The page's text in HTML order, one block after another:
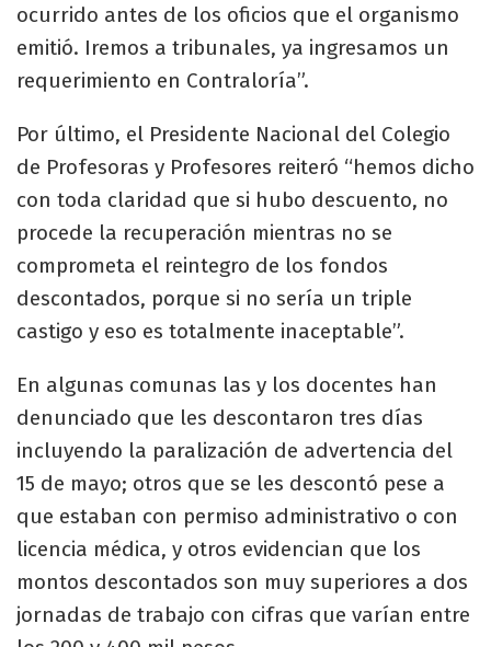
ocurrido antes de los oficios que el organismo
emitió. Iremos a tribunales, ya ingresamos un
requerimiento en Contraloría”.
Por último, el Presidente Nacional del Colegio
de Profesoras y Profesores reiteró “hemos dicho
con toda claridad que si hubo descuento, no
procede la recuperación mientras no se
comprometa el reintegro de los fondos
descontados, porque si no sería un triple
castigo y eso es totalmente inaceptable”.
En algunas comunas las y los docentes han
denunciado que les descontaron tres días
incluyendo la paralización de advertencia del
15 de mayo; otros que se les descontó pese a
que estaban con permiso administrativo o con
licencia médica, y otros evidencian que los
montos descontados son muy superiores a dos
jornadas de trabajo con cifras que varían entre